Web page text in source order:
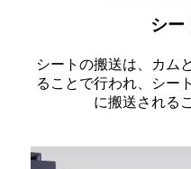
シー
シートの搬送は、カム
ることで行われ、シー
に搬送される